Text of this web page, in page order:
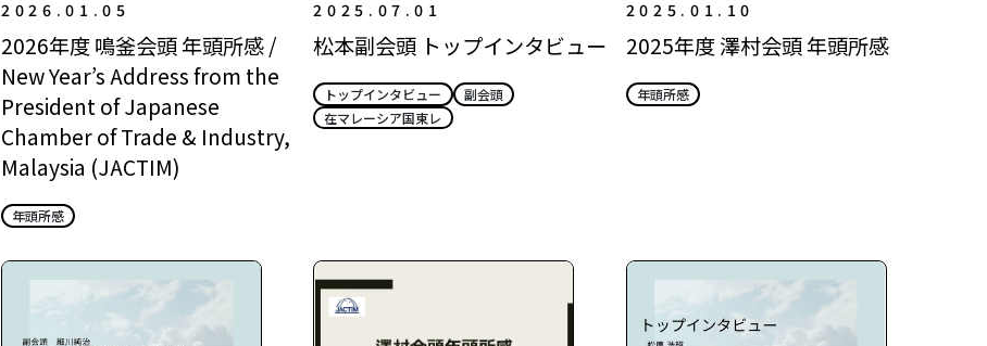
2026.01.05
2026年度 鳴釜会頭 年頭所感 /
New Year’s Address from the
President of Japanese
Chamber of Trade & Industry,
Malaysia (JACTIM)
年頭所感
2025.07.01
松本副会頭 トップインタビュー
トップインタビュー
副会頭
在マレーシア国東レ
2025.01.10
2025年度 澤村会頭 年頭所感
年頭所感